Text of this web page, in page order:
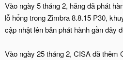
Vào ngày 5 tháng 2, hãng đã phát
lỗ hổng trong Zimbra 8.8.15 P30,
cập nhật lên bản phát hành gần đây
Vào ngày 25 tháng 2, CISA đã thêm